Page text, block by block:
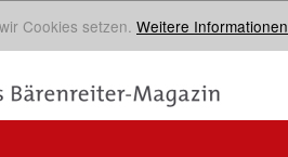
Cookies setzen. Weitere Informationen